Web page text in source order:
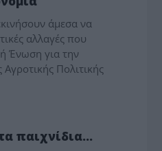
άμεσα να
αλλαγές που
Ένωση για την
Πολιτικής
παιχνίδια…